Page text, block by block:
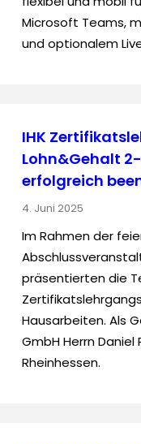
Microsoft Teams,
und optionalem
IHK
Lohn&Gehalt
erfolgreich
4. Juni 2025
Im Rahmen der
präsentierten die
Zertifikatslehrgangs
Hausarbeiten. Als
GmbH Herrn Daniel
Rheinhessen.